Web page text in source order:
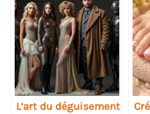
L’art du déguisement